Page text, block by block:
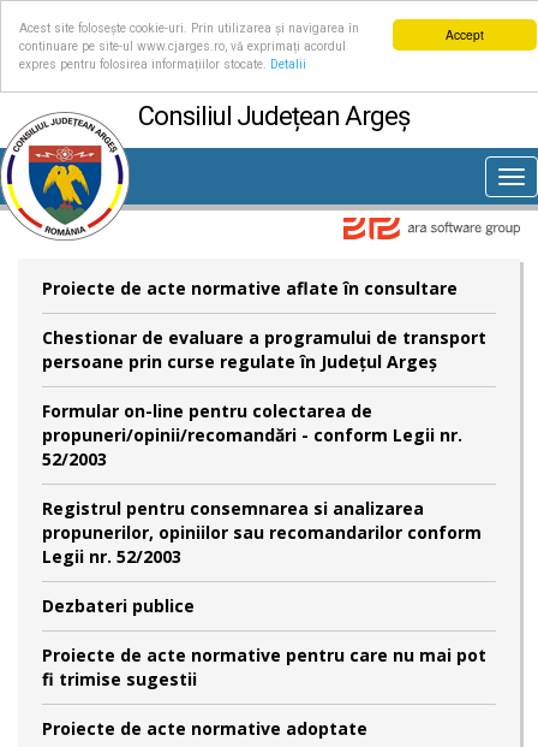
Accept
Acest site folosește cookie-uri. Prin utilizarea și navigarea în
continuare pe site-ul www.cjarges.ro, vă exprimați acordul
expres pentru folosirea informațiilor stocate.
Detalii
Consiliul Județean Argeș
Proiecte de acte normative aflate în consultare
Chestionar de evaluare a programului de transport
persoane prin curse regulate în Județul Argeș
Formular on-line pentru colectarea de
propuneri/opinii/recomandări - conform Legii nr.
52/2003
Registrul pentru consemnarea si analizarea
propunerilor, opiniilor sau recomandarilor conform
Legii nr. 52/2003
Dezbateri publice
Proiecte de acte normative pentru care nu mai pot
fi trimise sugestii
Proiecte de acte normative adoptate